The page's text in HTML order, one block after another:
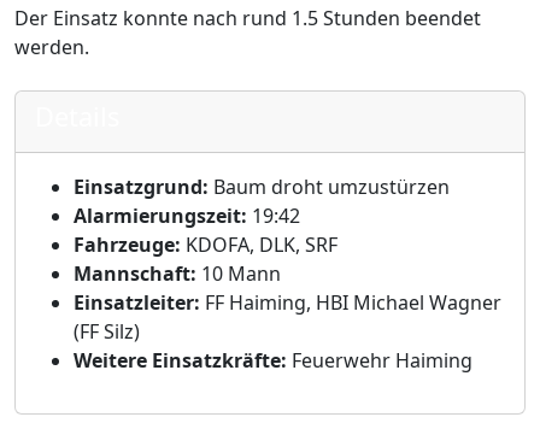
Der Einsatz konnte nach rund 1.5 Stunden beendet
werden.
Einsatzgrund: Baum droht umzustürzen
Alarmierungszeit: 19:42
Fahrzeuge: KDOFA, DLK, SRF
Mannschaft: 10 Mann
Einsatzleiter: FF Haiming, HBI Michael Wagner
(FF Silz)
Weitere Einsatzkräfte: Feuerwehr Haiming